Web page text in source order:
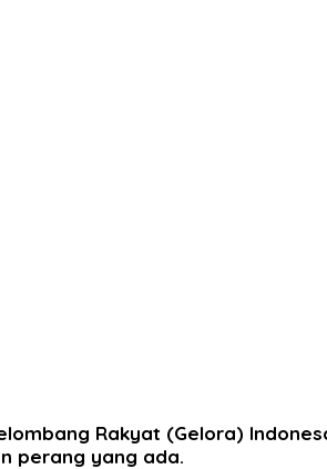
Rakyat (Gelora)
perang yang ada.